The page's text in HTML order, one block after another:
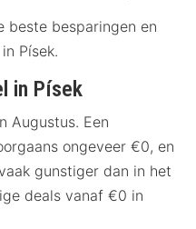
beste besparingen en
Písek.
in Písek
Augustus. Een
ongeveer €0, en
gunstiger dan in het
deals vanaf €0 in